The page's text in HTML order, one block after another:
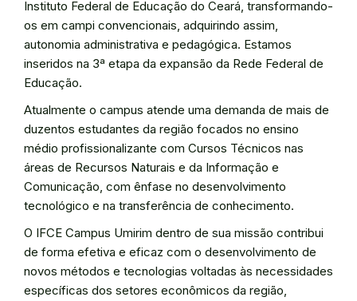
Instituto Federal de Educação do Ceará, transformando-
os em campi convencionais, adquirindo assim,
autonomia administrativa e pedagógica. Estamos
inseridos na 3ª etapa da expansão da Rede Federal de
Educação.
Atualmente o campus atende uma demanda de mais de
duzentos estudantes da região focados no ensino
médio profissionalizante com Cursos Técnicos nas
áreas de Recursos Naturais e da Informação e
Comunicação, com ênfase no desenvolvimento
tecnológico e na transferência de conhecimento.
O IFCE Campus Umirim dentro de sua missão contribui
de forma efetiva e eficaz com o desenvolvimento de
novos métodos e tecnologias voltadas às necessidades
específicas dos setores econômicos da região,